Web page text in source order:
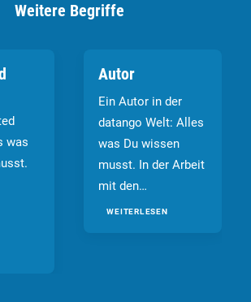
Weitere Begriffe
was
Autor
Ein Autor in der
datango Welt: Alles
was Du wissen
musst. In der Arbeit
mit den…
WEITERLESEN